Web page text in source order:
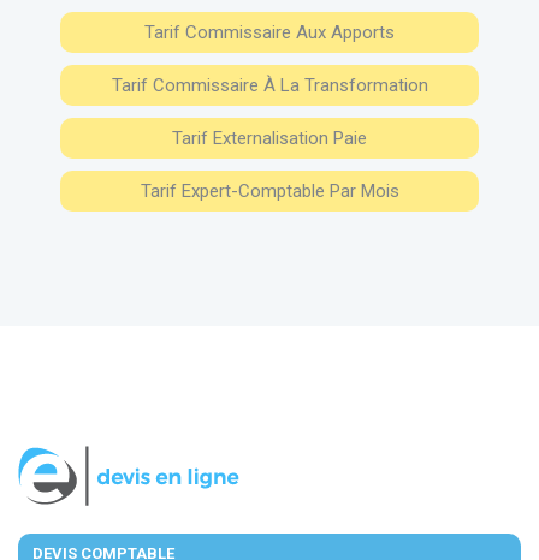
Tarif Commissaire Aux Apports
Tarif Commissaire À La Transformation
Tarif Externalisation Paie
Tarif Expert-Comptable Par Mois
DEVIS COMPTABLE